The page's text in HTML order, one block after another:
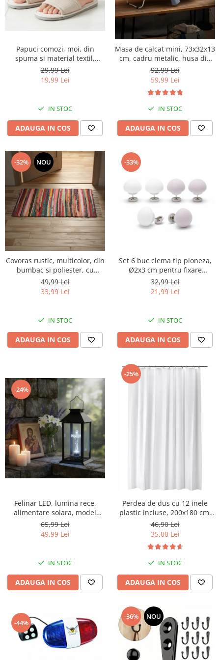
Papuci comozi, moi, din
spuma si material textil,
antiderapant, marime L/XL,
bej
29,99 Lei
19,99 Lei
IN STOC
ADAUGA IN COS
Masa de calcat mini, 73x32x13
cm, cadru metalic, husa din
bumbac, catlig pentru
depozitare
92,99 Lei
59,99 Lei
IN STOC
ADAUGA IN COS
-32% NOU
Covoras rustic, multicolor, din
bumbac si poliester, cu
franjuri, 100x70 cm
49,99 Lei
33,99 Lei
IN STOC
ADAUGA IN COS
-33%
Set 6 buc clema tip pioneza,
Ø2x3 cm pentru fixare
plapuma, pilota, draperie,
perdea, prosop; previne
umeras
32,99 Lei
21,99 Lei
IN STOC
ADAUGA IN COS
-24%
Felinar LED, lumina rece,
alimentare solara, model
cruce transparenta, 14x14x28
cm, negru, maner metalic,
buton on/off, pentru cimitir,
sau spatii memoriale
65,99 Lei
49,99 Lei
IN STOC
ADAUGA IN COS
-25%
Perdea de dus cu 12 inele
plastic incluse, 200x180 cm,
alba
46,90 Lei
35,00 Lei
IN STOC
ADAUGA IN COS
-44%
-36% NOU